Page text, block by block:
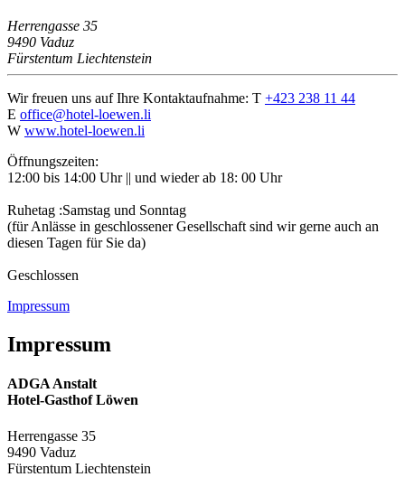
Herrengasse 35
9490 Vaduz
Fürstentum Liechtenstein
Wir freuen uns auf Ihre Kontaktaufnahme: T +423 238 11 44
E office@hotel-loewen.li
W www.hotel-loewen.li
Öffnungszeiten:
12:00 bis 14:00 Uhr || und wieder ab 18: 00 Uhr
Ruhetag :Samstag und Sonntag
(für Anlässe in geschlossener Gesellschaft sind wir gerne auch an
diesen Tagen für Sie da)
Geschlossen
Impressum
Impressum
ADGA Anstalt
Hotel-Gasthof Löwen
Herrengasse 35
9490 Vaduz
Fürstentum Liechtenstein